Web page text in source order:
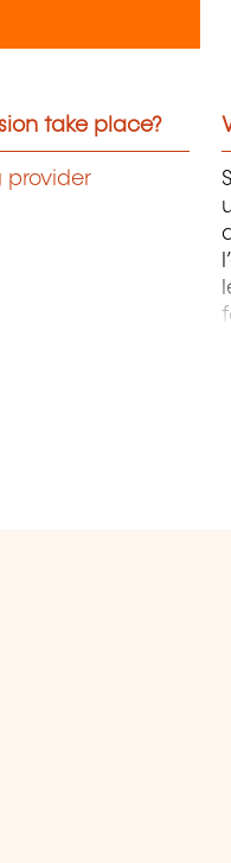
take place?
provider